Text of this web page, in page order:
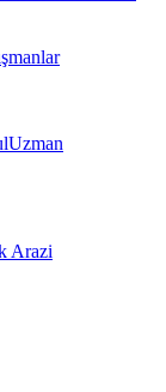
Uzman
Arazi